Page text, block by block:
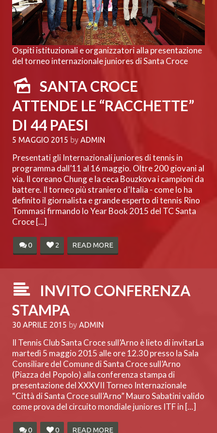
Ospiti istituzionali e organizzatori alla presentazione
del torneo internazionale juniores di Santa Croce
SANTA CROCE
ATTENDE LE “RACCHETTE”
DI 44 PAESI
5 MAGGIO 2015 by ADMIN
Presentati gli Internazionali juniores di tennis in
programma dall’11 al 16 maggio. Oltre 200 giovani al
via. Il coreano Chung e la ceca Bouzkova i campioni da
battere. Il torneo più straniero d’Italia - come lo ha
definito il giornalista e grande esperto di tennis Rino
Tommasi firmando lo Year Book 2015 del TC Santa
Croce [...]
0 2 READ MORE
INVITO CONFERENZA
STAMPA
30 APRILE 2015 by ADMIN
Il Tennis Club Santa Croce sull’Arno è lieto di invitarLa
martedì 5 maggio 2015 alle ore 12.30 presso la Sala
Consiliare del Comune di Santa Croce sull’Arno
(Piazza del Popolo) alla conferenza stampa di
presentazione del XXXVII Torneo Internazionale
“Città di Santa Croce sull’Arno” Mauro Sabatini valido
come prova del circuito mondiale juniores ITF in [...]
0 0 READ MORE